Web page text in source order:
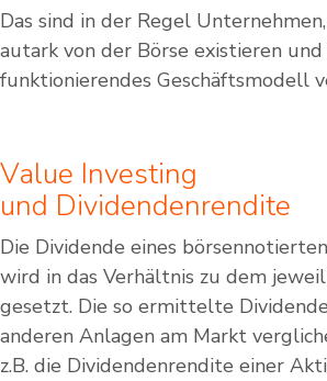
Das sind in der Regel
autark von der Börse existieren
funktionierendes Geschäftsmodell
Value Investing
und Dividendenrendite
Die Dividende eines
wird in das Verhältnis zu dem
gesetzt. Die so ermittelte
anderen Anlagen am Markt
z.B. die Dividendenrendite einer